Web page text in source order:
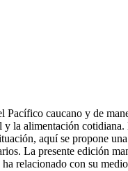
caucano y de
la alimentación
aquí se propone
La presente edición
relacionado con su